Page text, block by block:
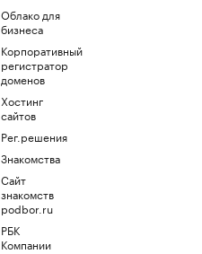
Облако для
бизнеса
Корпоративный
регистратор
доменов
Хостинг
сайтов
Рег.решения
Знакомства
Сайт
знакомств
podbor.ru
РБК
Компании